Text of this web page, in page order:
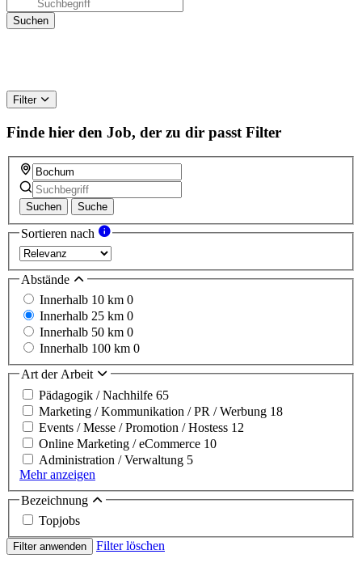
Filter
Finde hier den Job, der zu dir passt Filter
Suchen Suche
Sortieren nach
Abstände
Innerhalb 10 km 0
Innerhalb 25 km 0
Innerhalb 50 km 0
Innerhalb 100 km 0
Art der Arbeit
Pädagogik / Nachhilfe 65
Marketing / Kommunikation / PR / Werbung 18
Events / Messe / Promotion / Hostess 12
Online Marketing / eCommerce 10
Administration / Verwaltung 5
Mehr anzeigen
Bezeichnung
Topjobs
Filter anwenden Filter löschen